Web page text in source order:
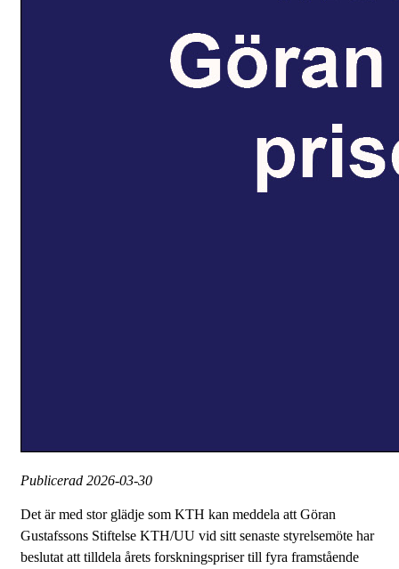
Publicerad 2026-03-30
Det är med stor glädje som KTH kan meddela att Göran
Gustafssons Stiftelse KTH/UU vid sitt senaste styrelsemöte har
beslutat att tilldela årets forskningspriser till fyra framstående